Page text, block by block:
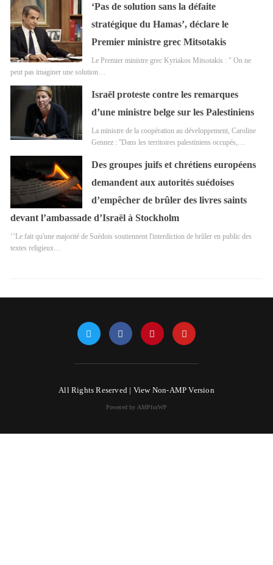
‘Pas de solution sans la défaite
stratégique du Hamas’, déclare le
Premier ministre grec Mitsotakis
Le Premier ministre grec Kyriakos Mitsotakis : " On ne
peut pas imaginer une solution…
Israël proteste contre les remarques
d’une ministre belge sur les Palestiniens
La ministre de la coopération au développement, Caroline
Gennez : ''Dans les territoires palestiniens occupés,…
Des groupes juifs et chrétiens européens
demandent aux autorités suédoises
d’empêcher de brûler des livres saints
devant l’ambassade d’Israël à Stockholm
‘’Le fait qu'une majorité de Suédois soutiennent l'interdiction de brûler en public des
textes religieux…
All Rights Reserved | View Non-AMP Version
Powered by AMPforWP